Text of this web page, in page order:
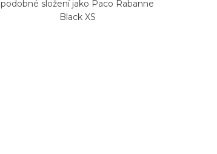
podobné složení jako Paco Rabanne
Black XS